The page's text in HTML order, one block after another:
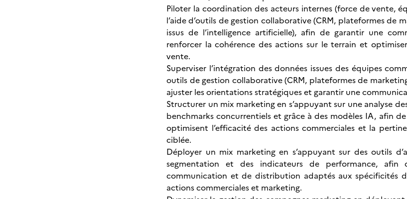
Piloter la coordination des acteurs internes (force de vente,
l’aide d’outils de gestion collaborative (CRM, plateformes
issus de l’intelligence artificielle), afin de garantir une
renforcer la cohérence des actions sur le terrain et
vente.
Superviser l’intégration des données issues des équipes
outils de gestion collaborative (CRM, plateformes de
ajuster les orientations stratégiques et garantir une
Structurer un mix marketing en s’appuyant sur une analyse
benchmarks concurrentiels et grâce à des modèles IA, afin
optimisent l’efficacité des actions commerciales et la
ciblée.
Déployer un mix marketing en s’appuyant sur des outils
segmentation et des indicateurs de performance, afin
communication et de distribution adaptés aux spécificités
actions commerciales et marketing.